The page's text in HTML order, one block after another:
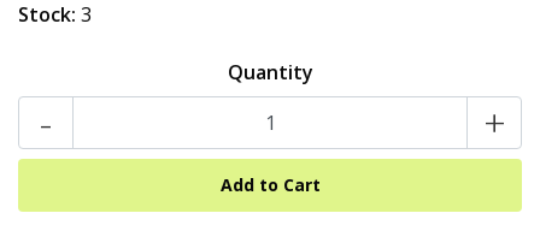
Stock: 3
Quantity
- +